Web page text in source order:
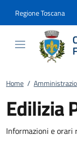
Regione Toscana
Home /
Edilizia
Informazioni e